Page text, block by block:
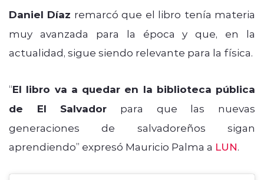
Daniel Díaz remarcó que el libro tenía materia
muy avanzada para la época y que, en la
actualidad, sigue siendo relevante para la física.
“El libro va a quedar en la biblioteca pública
de El Salvador para que las nuevas
generaciones de salvadoreños sigan
aprendiendo” expresó Mauricio Palma a LUN.